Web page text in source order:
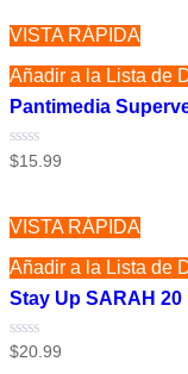
VISTA RÁPIDA
Añadir a la Lista de
Pantimedia
Valorado
5
$15.99
VISTA RÁPIDA
Añadir a la Lista de
Stay Up SARAH 20
Valorado
$20.99